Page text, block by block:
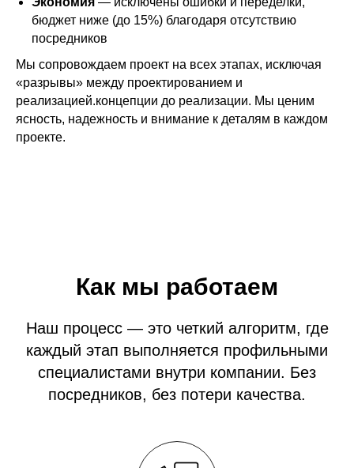
бюджет ниже (до 15%) благодаря отсутствию
посредников
Мы сопровождаем проект на всех этапах, исключая
«разрывы» между проектированием и
реализацией.концепции до реализации. Мы ценим
ясность, надежность и внимание к деталям в каждом
проекте.
Как мы работаем
Наш процесс — это четкий алгоритм, где
каждый этап выполняется профильными
специалистами внутри компании. Без
посредников, без потери качества.